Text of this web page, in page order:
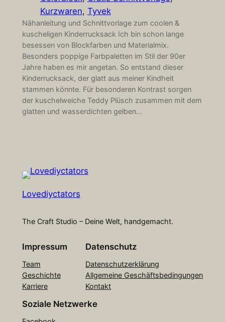
Kurzwaren, Tyvek
Nähanleitung und Schnittvorlage zum coolen &
kuscheligen Kinderrucksack Ich bin schon lange
besessen von Blockfarben und Materialmix.
Besonders poppige Farbpaletten im Stil der 90er
Jahre haben es mir angetan. So entstand dieser
Kinderrucksack, der glatt aus meiner Kindheit
stammen könnte. Für besonderen Kontrast sorgen
der kuschelweiche Teddy Plüsch zusammen mit dem
glatten und wasserdichten gelben…
Lovediyctators
The Craft Studio – Deine Welt, handgemacht.
Impressum
Team
Geschichte
Karriere
Datenschutz
Datenschutzerklärung
Allgemeine Geschäftsbedingungen
Kontakt
Soziale Netzwerke